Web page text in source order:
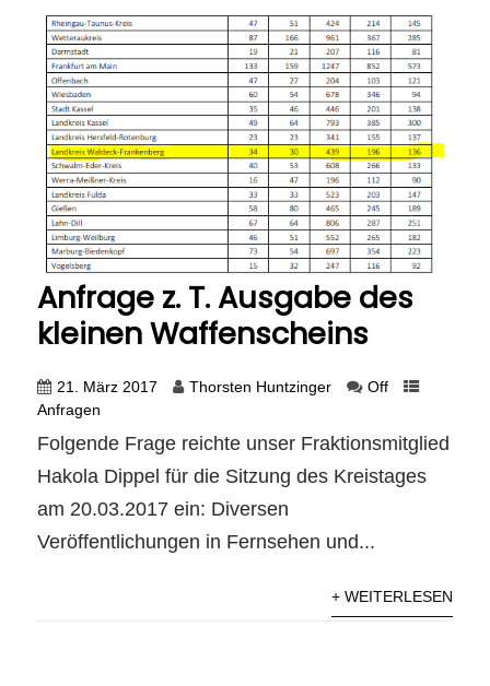
Anfrage z. T. Ausgabe des
kleinen Waffenscheins
21. März 2017 Thorsten Huntzinger
Off
Anfragen
Folgende Frage reichte unser Fraktionsmitglied
Hakola Dippel für die Sitzung des Kreistages
am 20.03.2017 ein: Diversen
Veröffentlichungen in Fernsehen und...
+ WEITERLESEN